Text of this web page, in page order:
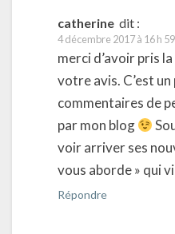
catherine dit :
4 décembre 2017 à 16 h
merci d’avoir pris
votre avis. C’est
commentaires de
par mon blog
voir arriver ses
vous aborde » qui
Répondre